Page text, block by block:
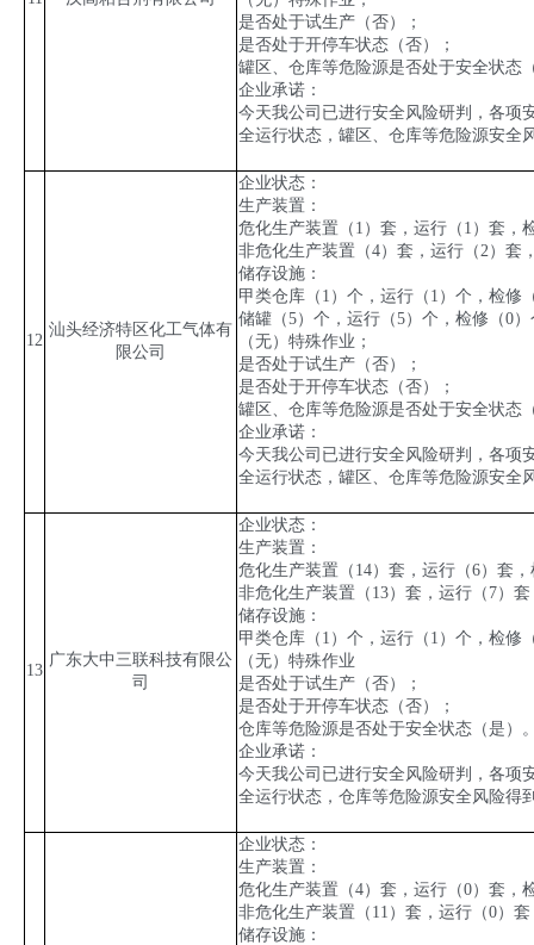
是否处于试生产（否）；
是否处于开停车状态（否）；
罐区、仓库等危险源是否处于安全状态
企业承诺：
今天我公司已进行安全风险研判，各项
全运行状态，罐区、仓库等危险源安全
12
汕头经济特区化工气体有
限公司
企业状态：
生产装置：
危化生产装置（ 1 ）套，运行（ 1 ）套，
非危化生产装置（4）套，运行（2）套
储存设施：
甲类仓库（ 1 ）个，运行（ 1 ）个，检修
储罐（5）个，运行（5）个，检修（0
（无）特殊作业；
是否处于试生产（否）；
是否处于开停车状态（否）；
罐区、仓库等危险源是否处于安全状态
企业承诺：
今天我公司已进行安全风险研判，各项
全运行状态，罐区、仓库等危险源安全
13
广东大中三联科技有限公
司
企业状态：
生产装置：
危化生产装置（ 14）套，运行（6）套
非危化生产装置（ 13）套，运行（ 7）
储存设施：
甲类仓库（ 1 ）个，运行（ 1 ）个，检修
（无）特殊作业
是否处于试生产（否）；
是否处于开停车状态（否）；
仓库等危险源是否处于安全状态（是）
企业承诺：
今天我公司已进行安全风险研判，各项
全运行状态，仓库等危险源安全风险得
企业状态：
生产装置：
危化生产装置（4）套，运行（0）套，
非危化生产装置（ 11 ）套，运行（0）
储存设施：